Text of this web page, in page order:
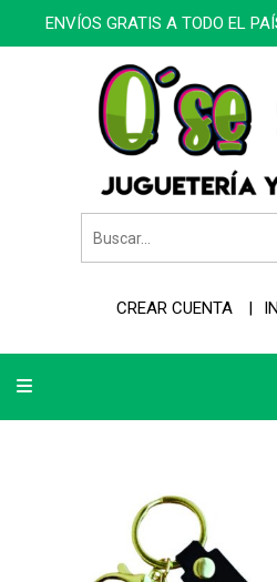
ENVÍOS GRATIS A TODO EL
CREAR CUENTA